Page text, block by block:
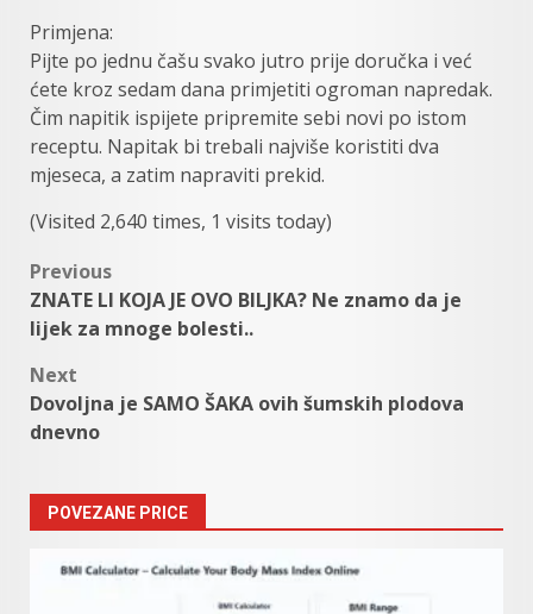
Primjena:
Pijte po jednu čašu svako jutro prije doručka i već
ćete kroz sedam dana primjetiti ogroman napredak.
Čim napitik ispijete pripremite sebi novi po istom
receptu. Napitak bi trebali najviše koristiti dva
mjeseca, a zatim napraviti prekid.
(Visited 2,640 times, 1 visits today)
Post
navigation
Previous
ZNATE LI KOJA JE OVO BILJKA? Ne znamo da je
lijek za mnoge bolesti..
Next
Dovoljna je SAMO ŠAKA ovih šumskih plodova
dnevno
POVEZANE PRICE